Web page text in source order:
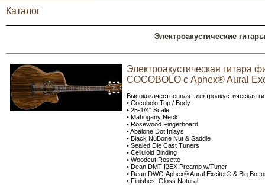
Каталог
Электроакустические
Электроакустическая гитара
COCOBOLO с Aphex® Aural
Высококачественная электроакустическая
• Cocobolo Top / Body
• 25-1/4" Scale
• Mahogany Neck
• Rosewood Fingerboard
• Abalone Dot Inlays
• Black NuBone Nut & Saddle
• Sealed Die Cast Tuners
• Celluloid Binding
• Woodcut Rosette
• Dean DMT I2EX Preamp w/Tuner
• Dean DWC-Aphex® Aural Exciter® & Big
• Finishes: Gloss Natural